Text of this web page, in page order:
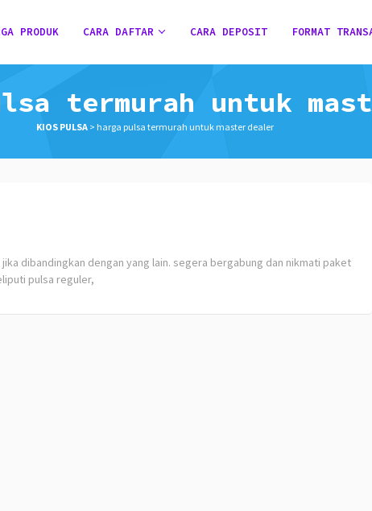
PRODUK CARA DAFTAR CARA DEPOSIT FORMAT
termurah untuk
KIOS PULSA> harga pulsa termurah untuk master dealer
jika dibandingkan dengan yang lain. segera bergabung dan nikmati paket
pulsa reguler,